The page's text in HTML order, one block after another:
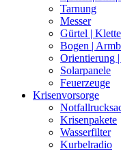
Tarnung
Messer
Gürtel |
Bogen |
Orientierung
Solarpanele
Feuerzeuge
Krisenvorsorge
Krisenpakete
Wasserfilter
Kurbelradio